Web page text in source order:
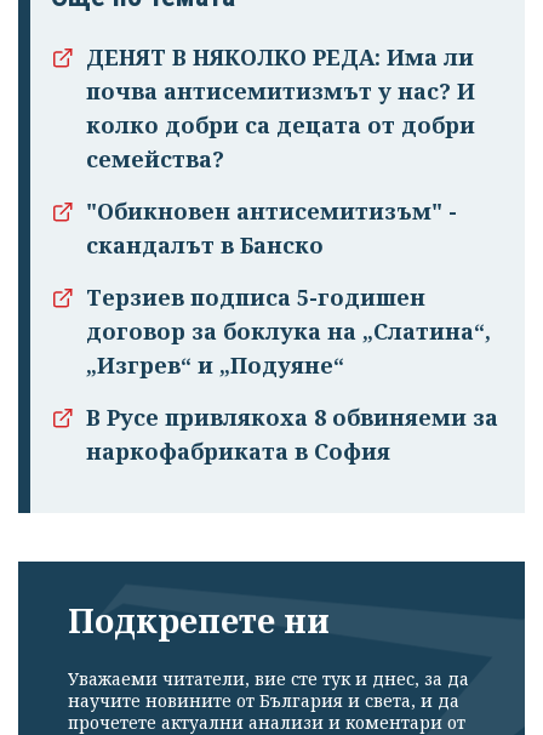
ДЕНЯТ В НЯКОЛКО РЕДА: Има ли
почва антисемитизмът у нас? И
колко добри са децата от добри
семейства?
"Обикновен антисемитизъм" -
скандалът в Банско
Терзиев подписа 5-годишен
договор за боклука на „Слатина“,
„Изгрев“ и „Подуяне“
В Русе привлякоха 8 обвиняеми за
наркофабриката в София
Подкрепете ни
Уважаеми читатели, вие сте тук и днес, за да
научите новините от България и света, и да
прочетете актуални анализи и коментари от